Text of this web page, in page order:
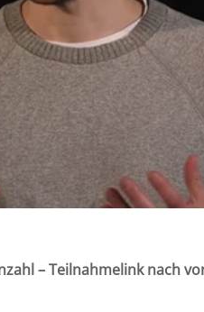
– Teilnahmelink nach